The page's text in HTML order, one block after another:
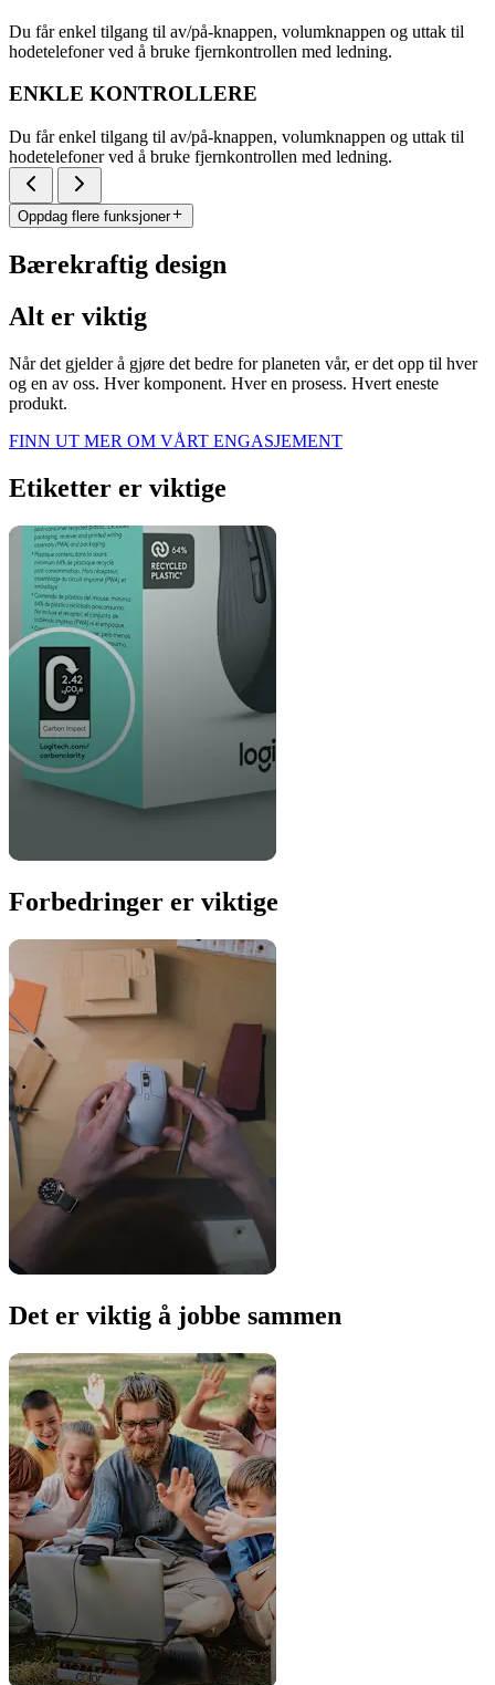
Du får enkel tilgang til av/på-knappen, volumknappen og uttak til
hodetelefoner ved å bruke fjernkontrollen med ledning.
ENKLE KONTROLLERE
Du får enkel tilgang til av/på-knappen, volumknappen og uttak til
hodetelefoner ved å bruke fjernkontrollen med ledning.
Oppdag flere funksjoner
Bærekraftig design
Alt er viktig
Når det gjelder å gjøre det bedre for planeten vår, er det opp til hver
og en av oss. Hver komponent. Hver en prosess. Hvert eneste
produkt.
FINN UT MER OM VÅRT ENGASJEMENT
Etiketter er viktige
Forbedringer er viktige
Det er viktig å jobbe sammen